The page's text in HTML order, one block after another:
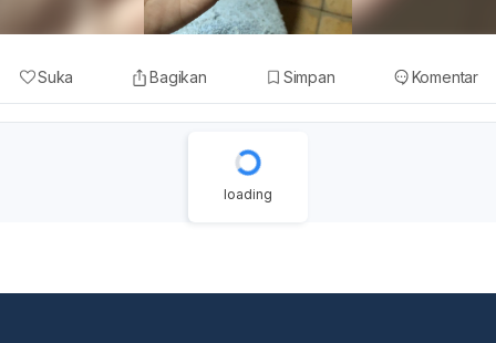
Suka Bagikan Simpan Komentar
loading